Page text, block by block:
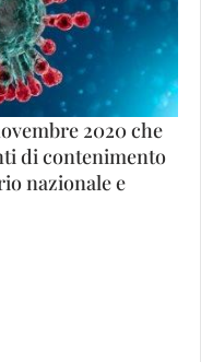
2020 che
di contenimento
nazionale e